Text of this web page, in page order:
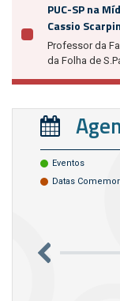
PUC-SP na
Cassio
Professor da
da Folha de
Eventos
Datas